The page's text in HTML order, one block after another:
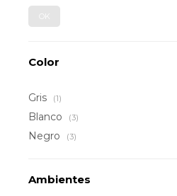
OK
Color
Gris (1)
Blanco (3)
Negro (3)
Ambientes